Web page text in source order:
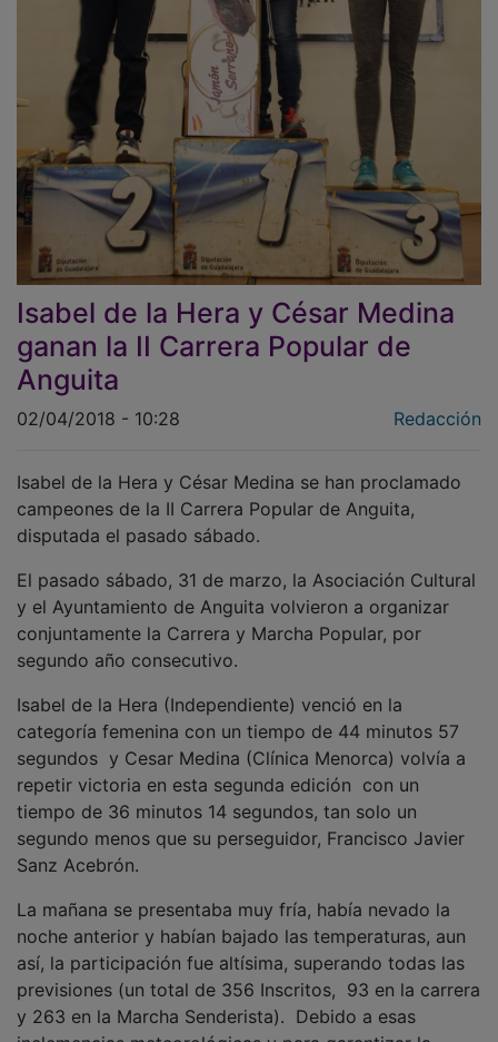
Isabel de la Hera y César Medina
ganan la II Carrera Popular de
Anguita
02/04/2018 - 10:28
campeones de la II Carrera Popular de Anguita,
disputada el pasado sábado.
y el Ayuntamiento de Anguita volvieron a organizar
conjuntamente la Carrera y Marcha Popular, por
segundo año consecutivo.
categoría femenina con un tiempo de 44 minutos 57
segundos y Cesar Medina (Clínica Menorca) volvía a
repetir victoria en esta segunda edición con un
tiempo de 36 minutos 14 segundos, tan solo un
segundo menos que su perseguidor, Francisco Javier
Sanz Acebrón.
noche anterior y habían bajado las temperaturas, aun
así, la participación fue altísima, superando todas las
previsiones (un total de 356 Inscritos, 93 en la carrera
y 263 en la Marcha Senderista). Debido a esas
inclemencias meteorológicas y para garantizar la